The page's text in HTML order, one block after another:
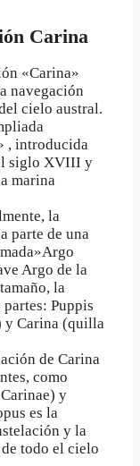
Carina
«Carina»
navegación
cielo austral.
, introducida
siglo XVIII y
marina
la
parte de una
Argo de la
la
Puppis
y Carina (quilla
de Carina
como
y
es la
y la
todo el cielo